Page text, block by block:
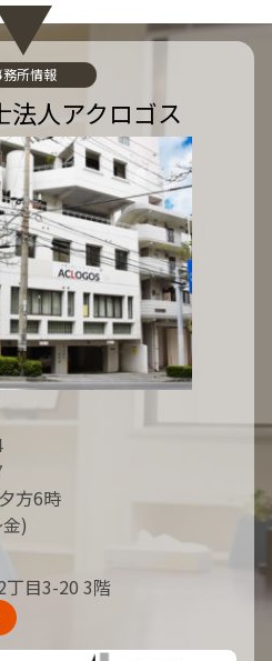
務所情報
法人アクロゴス
方6時
)
丁目3-20 3階